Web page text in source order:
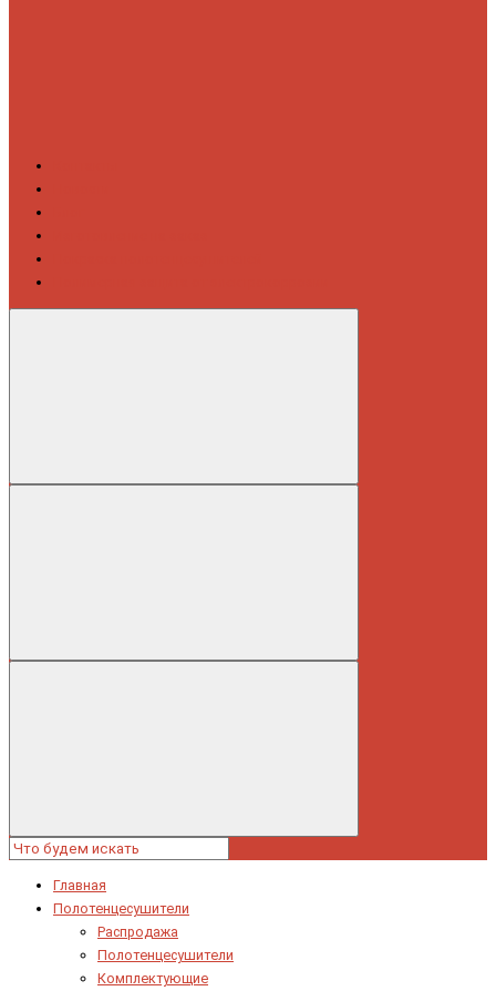
Главная
Полотенцесушители
Распродажа
Полотенцесушители
Комплектующие